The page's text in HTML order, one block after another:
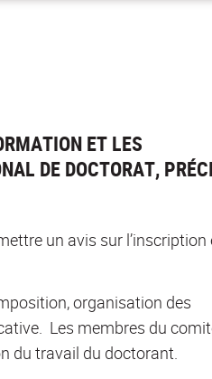
ET LES
DE DOCTORAT,
un avis sur l’inscription
organisation des
Les membres du
du travail du doctorant.